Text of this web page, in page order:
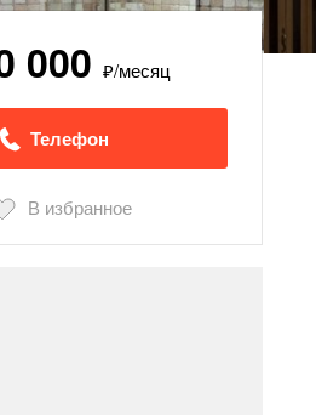
000 ₽/месяц
Телефон
В избранное